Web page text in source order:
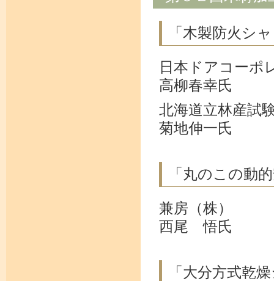
「木製防火シ
日本ドアコーポ
高柳春幸氏
北海道立林産試
菊地伸一氏
「丸のこの動
兼房（株）
西尾 悟氏
「大分方式乾